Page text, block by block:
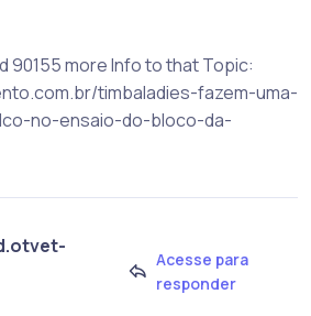
90155 more Info to that Topic:
timbaladies-fazem-uma-
no-ensaio-do-bloco-da-
Acesse para
responder